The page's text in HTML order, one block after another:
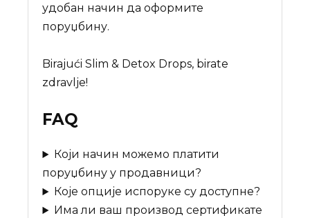
удобан начин да оформите
поруџбину.
Birajući Slim & Detox Drops, birate
zdravlje!
FAQ
Који начин можемо платити
поруџбину у продавници?
Које опције испоруке су доступне?
Има ли ваш производ сертификате